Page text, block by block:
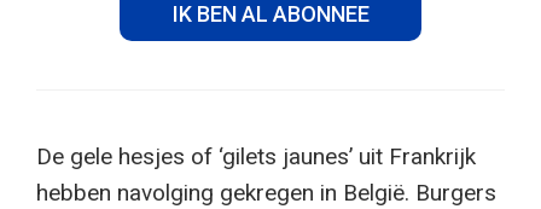
IK BEN AL ABONNEE
De gele hesjes of ‘gilets jaunes’ uit Frankrijk
hebben navolging gekregen in België. Burgers